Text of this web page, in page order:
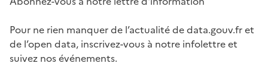
Pour ne rien manquer de l’actualité de data.gouv.fr et
de l’open data, inscrivez-vous à notre infolettre et
suivez nos événements.